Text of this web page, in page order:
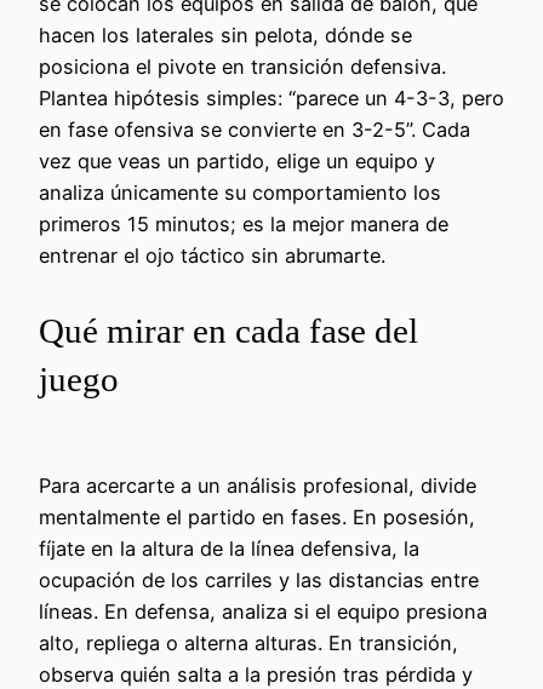
hacen los laterales sin pelota, dónde se
posiciona el pivote en transición defensiva.
Plantea hipótesis simples: “parece un 4-3-3, pero
en fase ofensiva se convierte en 3-2-5”. Cada
vez que veas un partido, elige un equipo y
analiza únicamente su comportamiento los
primeros 15 minutos; es la mejor manera de
entrenar el ojo táctico sin abrumarte.
Qué mirar en cada fase del
juego
Para acercarte a un análisis profesional, divide
mentalmente el partido en fases. En posesión,
fíjate en la altura de la línea defensiva, la
ocupación de los carriles y las distancias entre
líneas. En defensa, analiza si el equipo presiona
alto, repliega o alterna alturas. En transición,
observa quién salta a la presión tras pérdida y